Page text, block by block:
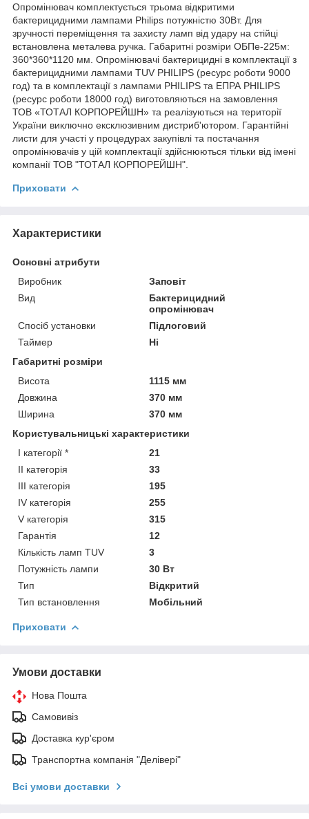
Опромінювач комплектується трьома відкритими
бактерицидними лампами Philips потужністю 30Вт. Для
зручності переміщення та захисту ламп від удару на стійці
встановлена металева ручка. Габаритні розміри ОБПе-225м:
360*360*1120 мм. Опромінювачі бактерицидні в комплектації з
бактерицидними лампами TUV PHILIPS (ресурс роботи 9000
год) та в комплектації з лампами PHILIPS та ЕПРА PHILIPS
(ресурс роботи 18000 год) виготовляються на замовлення
ТОВ «ТОТАЛ КОРПОРЕЙШН» та реалізуються на території
України виключно ексклюзивним дистриб'ютором. Гарантійні
листи для участі у процедурах закупівлі та постачання
опромінювачів у цій комплектації здійснюються тільки від імені
компанії ТОВ "ТОТАЛ КОРПОРЕЙШН".
Приховати
Характеристики
Основні атрибути
Виробник
Заповіт
Вид
Бактерицидний
опромінювач
Спосіб установки
Підлоговий
Таймер
Ні
Габаритні розміри
Висота
1115 мм
Довжина
370 мм
Ширина
370 мм
Користувальницькі характеристики
I категорії *
21
II категорія
33
III категорія
195
IV категорія
255
V категорія
315
Гарантія
12
Кількість ламп TUV
3
Потужність лампи
30 Вт
Тип
Відкритий
Тип встановлення
Мобільний
Приховати
Умови доставки
Нова Пошта
Самовивіз
Доставка кур'єром
Транспортна компанія "Делівері"
Всі умови доставки